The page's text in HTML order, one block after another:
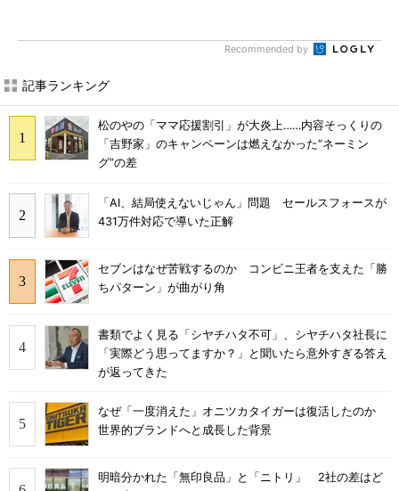
Recommended by
記事ランキング
松のやの「ママ応援割引」が大炎上……内容そっくりの
「吉野家」のキャンペーンは燃えなかった“ネーミン
グ”の差
「AI、結局使えないじゃん」問題 セールスフォースが
431万件対応で導いた正解
セブンはなぜ苦戦するのか コンビニ王者を支えた「勝
ちパターン」が曲がり角
書類でよく見る「シヤチハタ不可」、シヤチハタ社長に
「実際どう思ってますか？」と聞いたら意外すぎる答え
が返ってきた
なぜ「一度消えた」オニツカタイガーは復活したのか
世界的ブランドへと成長した背景
明暗分かれた「無印良品」と「ニトリ」 2社の差はど